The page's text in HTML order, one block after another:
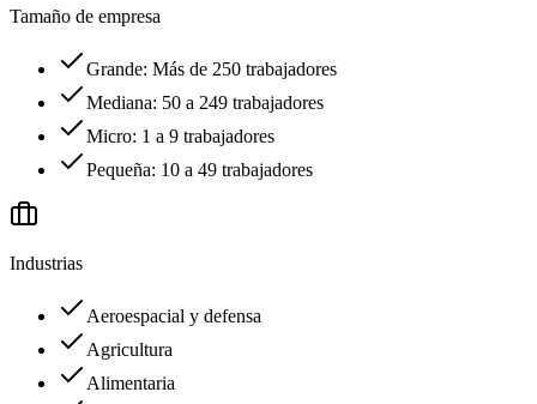
Tamaño de empresa
Grande: Más de 250 trabajadores
Mediana: 50 a 249 trabajadores
Micro: 1 a 9 trabajadores
Pequeña: 10 a 49 trabajadores
Industrias
Aeroespacial y defensa
Agricultura
Alimentaria